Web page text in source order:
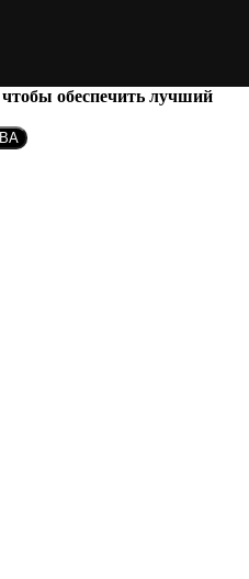
обеспечить лучший